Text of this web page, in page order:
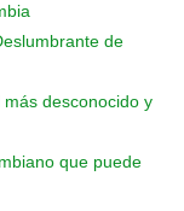
de
desconocido y
que puede